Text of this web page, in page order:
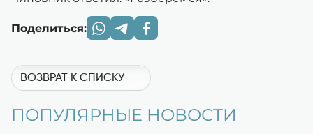
Поделиться:
ВОЗВРАТ К СПИСКУ
ПОПУЛЯРНЫЕ НОВОСТИ